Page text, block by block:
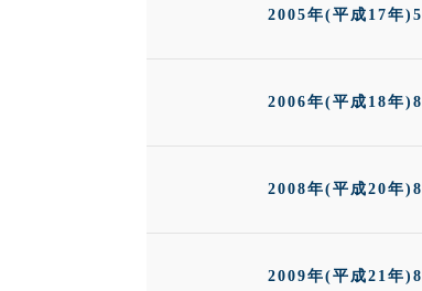
2005年(平成17年)5
2006年(平成18年)8
2008年(平成20年)8
2009年(平成21年)8